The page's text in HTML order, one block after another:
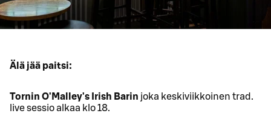
Älä jää paitsi:
Tornin O'Malley's Irish Barin joka keskiviikkoinen trad.
live sessio alkaa klo 18.